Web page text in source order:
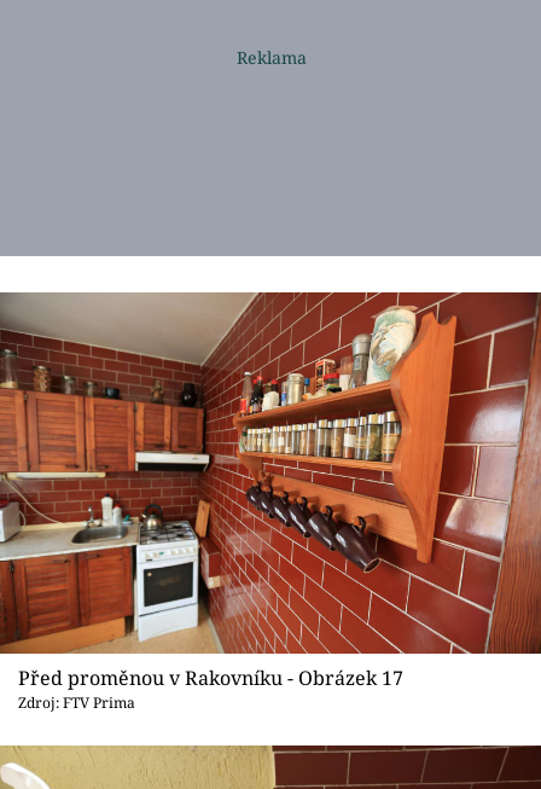
Před proměnou v Rakovníku - Obrázek 17
Zdroj: FTV Prima